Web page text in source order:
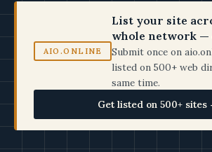
AIO.ONLINE
List your site
whole network —
Submit once on
listed on 500+ web
same time.
Get listed on 500+